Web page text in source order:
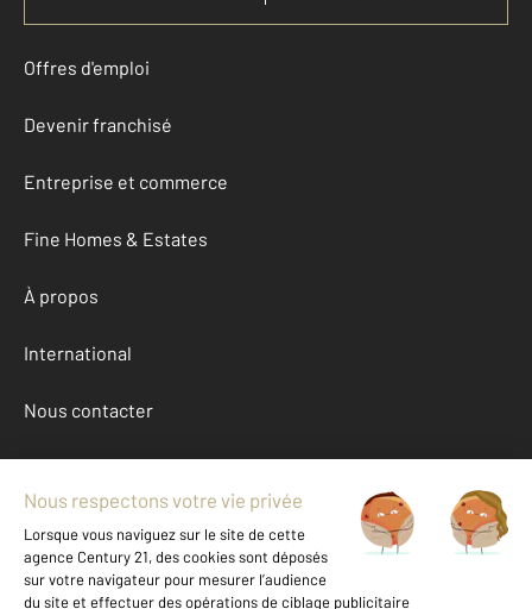
Offres d'emploi
Devenir franchisé
Entreprise et commerce
Fine Homes & Estates
À propos
International
Nous contacter
Mentions légales & CGU et Barèmes d'honoraires
Données personnelles
Gestionnaire des cookies